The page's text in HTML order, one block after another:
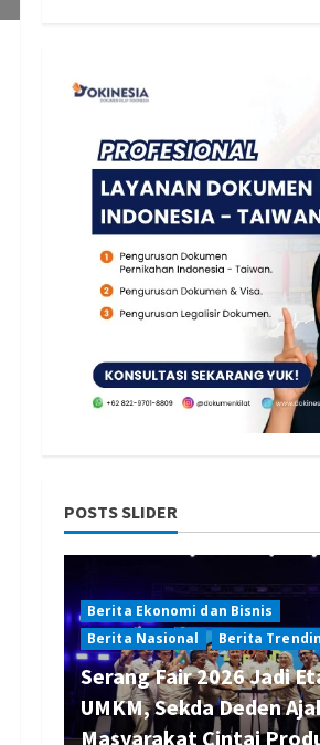
POSTS SLIDER
Berita Ekonomi dan Bisnis
Berita Nasional
Berita
Serang Fair 2026 Jadi
UMKM, Sekda Deden
Masyarakat Cintai